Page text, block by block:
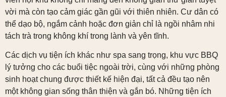
vời mà còn tạo cảm giác gần gũi với thiên nhiên. Cư dân có
thể dạo bộ, ngắm cảnh hoặc đơn giản chỉ là ngồi nhâm nhi
tách trà trong không khí trong lành và yên tĩnh.
Các dịch vụ tiện ích khác như spa sang trọng, khu vực BBQ
lý tưởng cho các buổi tiệc ngoài trời, cùng với những phòng
sinh hoạt chung được thiết kế hiện đại, tất cả đều tạo nên
một không gian sống thân thiện và gắn bó. Những tiện ích